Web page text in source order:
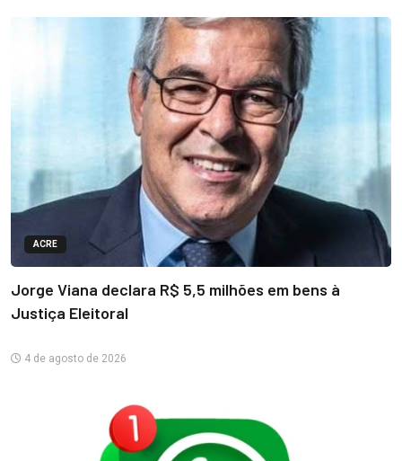
ACRE
Jorge Viana declara R$ 5,5 milhões em bens à
Justiça Eleitoral
4 de agosto de 2026